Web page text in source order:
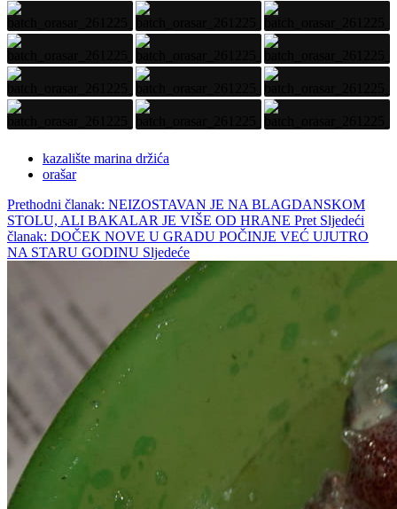
kazalište marina držića
orašar
Prethodni članak: NEIZOSTAVAN JE NA BLAGDANSKOM
STOLU, ALI BAKALAR JE VIŠE OD HRANE Pret Sljedeći
članak: DOČEK NOVE U GRADU POČINJE VEĆ UJUTRO
NA STARU GODINU Sljedeće